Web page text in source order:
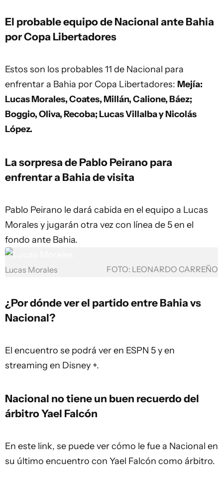
El probable equipo de Nacional ante Bahia
por Copa Libertadores
Estos son los probables 11 de Nacional para
enfrentar a Bahia por Copa Libertadores: Mejía:
Lucas Morales, Coates, Millán, Calione, Báez;
Boggio, Oliva, Recoba; Lucas Villalba y Nicolás
López.
La sorpresa de Pablo Peirano para
enfrentar a Bahia de visita
Pablo Peirano le dará cabida en el equipo a Lucas
Morales y jugarán otra vez con línea de 5 en el
fondo ante Bahia.
Lucas Morales FOTO: LEONARDO CARREÑO
¿Por dónde ver el partido entre Bahia vs
Nacional?
El encuentro se podrá ver en ESPN 5 y en
streaming en Disney +.
Nacional no tiene un buen recuerdo del
árbitro Yael Falcón
En este link, se puede ver cómo le fue a Nacional en
su último encuentro con Yael Falcón como árbitro.